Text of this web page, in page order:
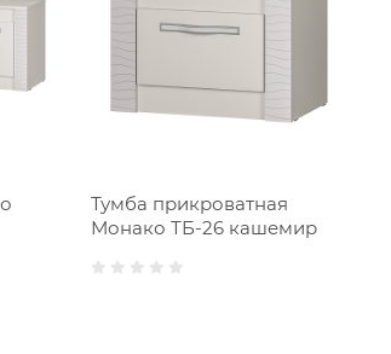
Тумба прикроватная
Монако ТБ-26 кашемир